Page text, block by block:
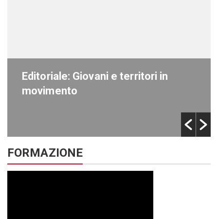
Editoriale: Giovani e territori in
movimento
FORMAZIONE